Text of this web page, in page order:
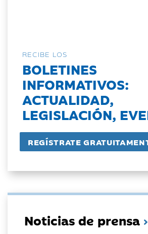
RECIBE LOS
BOLETINES
INFORMATIVOS:
ACTUALIDAD,
LEGISLACIÓN,
Noticias de prensa